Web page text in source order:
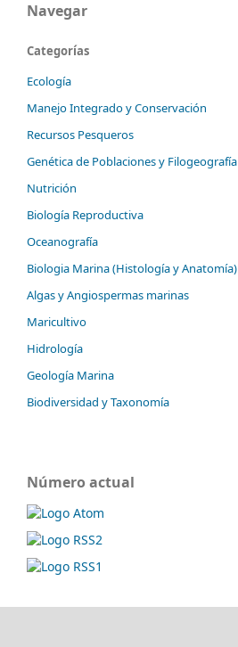
Navegar
Categorías
Ecología
Manejo Integrado y Conservación
Recursos Pesqueros
Genética de Poblaciones y Filogeografía
Nutrición
Biología Reproductiva
Oceanografía
Biologia Marina (Histología y Anatomía)
Algas y Angiospermas marinas
Maricultivo
Hidrología
Geología Marina
Biodiversidad y Taxonomía
Número actual